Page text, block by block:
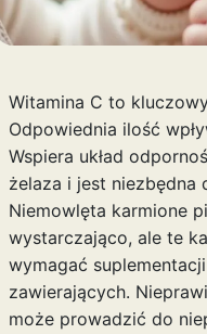
Witamina C to
Odpowiednia ilość
Wspiera układ
żelaza i jest niezbędna
Niemowlęta karmione
wystarczająco, ale te
wymagać
zawierających.
może prowadzić do